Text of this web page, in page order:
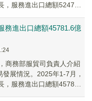
，服務進出口總額52476.9
務進出口總額45781.6億
商務部服貿司負責人介紹
展情況。2025年1-7月，
，服務進出口總額45781.6